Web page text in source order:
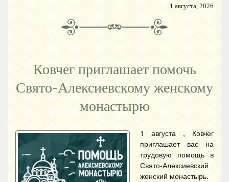
1 августа, 2026
Ковчег приглашает помочь
Свято-Алексиевскому женскому
монастырю
1 августа , Ковчег
приглашает вас на
трудовую помощь в
Свято-Алексиевский
женский монастырь.